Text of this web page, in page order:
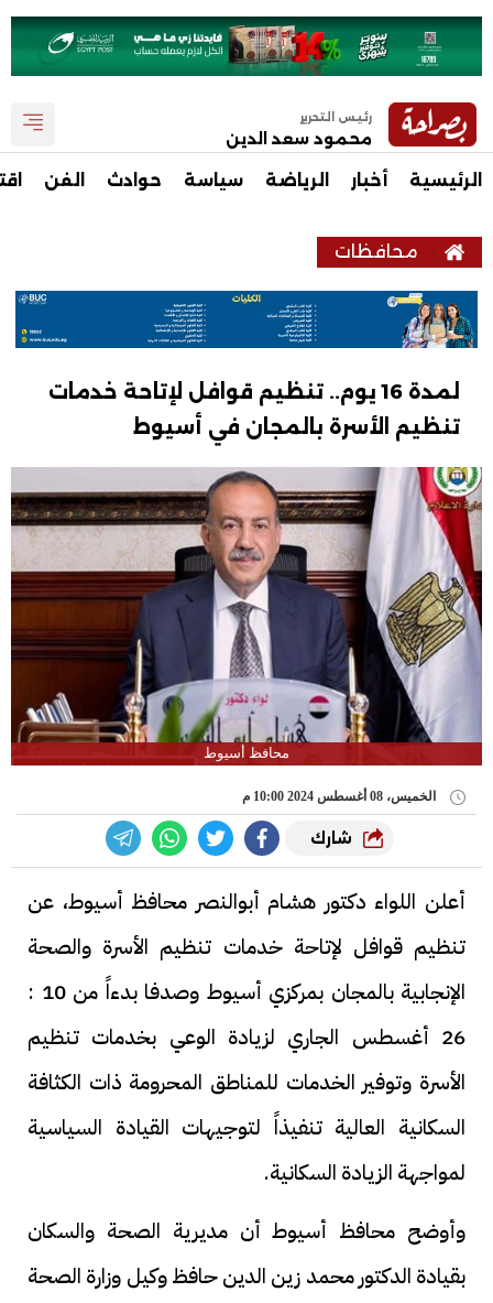
رئيس التحرير
محمود سعد الدين
الرئيسية أخبار الرياضة سياسة حوادث الفن
محافظات
لمدة 16 يوم.. تنظيم قوافل لإتاحة خدمات
تنظيم الأسرة بالمجان في أسيوط
محافظ أسيوط
الخميس، 08 أغسطس 2024 10:00 م
شارك
أعلن اللواء دكتور هشام أبوالنصر محافظ أسيوط، عن
تنظيم قوافل لإتاحة خدمات تنظيم الأسرة والصحة
الإنجابية بالمجان بمركزي أسيوط وصدفا بدءاً من 10 :
26 أغسطس الجاري لزيادة الوعي بخدمات تنظيم
الأسرة وتوفير الخدمات للمناطق المحرومة ذات الكثافة
السكانية العالية تنفيذاً لتوجيهات القيادة السياسية
لمواجهة الزيادة السكانية.
وأوضح محافظ أسيوط أن مديرية الصحة والسكان
بقيادة الدكتور محمد زين الدين حافظ وكيل وزارة الصحة